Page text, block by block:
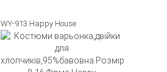
WY-913.Happy House